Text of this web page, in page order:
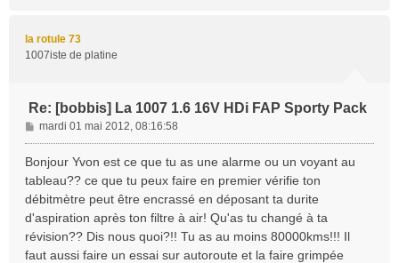
la rotule 73
1007iste de platine
Re: [bobbis] La 1007 1.6 16V HDi FAP Sporty Pack
M
e
a
g
e
mardi 01 mai 2012, 08:16:58
Bonjour Yvon est ce que tu as une alarme ou un voyant au
tableau?? ce que tu peux faire en premier vérifie ton
débitmètre peut être encrassé en déposant ta durite
d'aspiration après ton filtre à air! Qu'as tu changé à ta
révision?? Dis nous quoi?!! Tu as au moins 80000kms!!! Il
faut aussi faire un essai sur autoroute et la faire grimpée